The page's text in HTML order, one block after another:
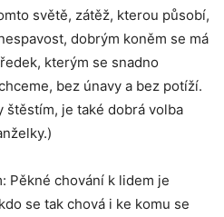
světě, zátěž, kterou působí,
dobrým koněm se má
kterým se snadno
bez únavy a bez potíží.
je také dobrá volba
Pěkné chování k lidem je
se tak chová i ke komu se